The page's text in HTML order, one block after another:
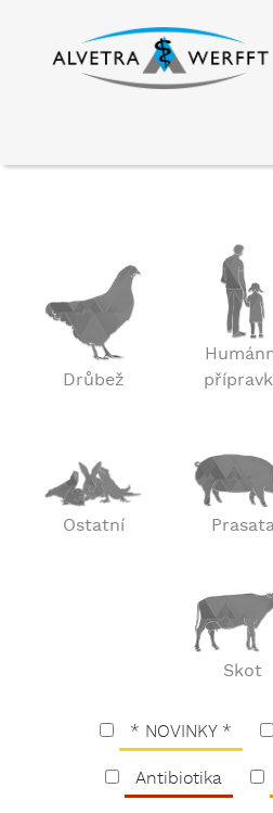
Drůbež
Ostatní
Skot
* NOVINKY *
Antibiotika